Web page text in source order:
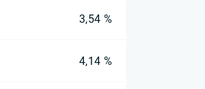
3,54 %
4,14 %